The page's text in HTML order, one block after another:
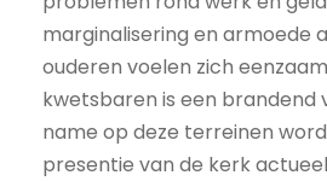
marginalisering en armoede
ouderen voelen zich
kwetsbaren is een brandend
name op deze terreinen
presentie van de kerk